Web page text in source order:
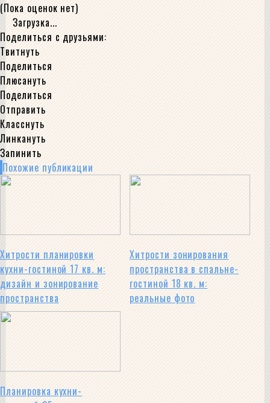
(Пока оценок нет)
Загрузка...
Поделиться с друзьями:
Твитнуть
Поделиться
Плюсануть
Поделиться
Отправить
Класснуть
Линкануть
Запинить
Похожие публикации
Хитрости планировки
кухни-гостиной 17 кв. м:
дизайн и зонирование
пространства
Хитрости зонирования
пространства в спальне-
гостиной 18 кв. м:
реальные фото
Планировка кухни-